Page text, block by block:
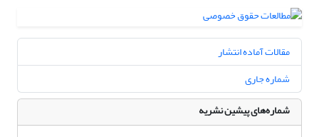
مقالات آماده انتشار
شماره جاری
شماره‌های پیشین نشریه